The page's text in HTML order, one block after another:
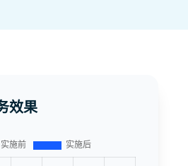
效果